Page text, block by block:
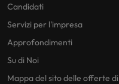
Candidati
Servizi per l'impresa
Approfondimenti
Su di Noi
Mappa del sito delle offerte di